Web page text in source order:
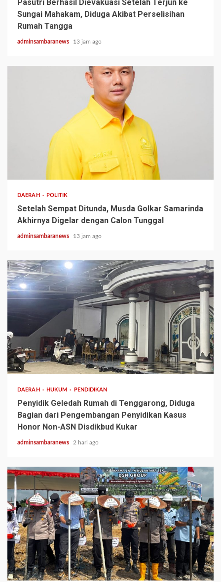
Pasutri Berhasil Dievakuasi Setelah Terjun ke
Sungai Mahakam, Diduga Akibat Perselisihan
Rumah Tangga
adminsambaranews 13 jam ago
DAERAH POLITIK
Setelah Sempat Ditunda, Musda Golkar Samarinda
Akhirnya Digelar dengan Calon Tunggal
adminsambaranews 13 jam ago
3 min read
DAERAH HUKUM PENDIDIKAN
Penyidik Geledah Rumah di Tenggarong, Diduga
Bagian dari Pengembangan Penyidikan Kasus
Honor Non-ASN Disdikbud Kukar
adminsambaranews 2 hari ago
2 min read